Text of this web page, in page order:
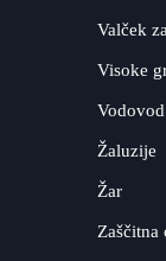
Valček
Visoke
Vodovod
Žaluzije
Žar
Zaščitna